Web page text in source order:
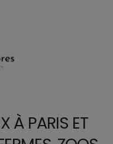
À PARIS ET